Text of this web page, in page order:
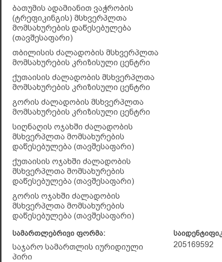
ბათუმის ადამიანით ვაჭრობის
(ტრეფიკინგის) მსხვერპლთა
მომსახურების დაწესებულება
(თავშესაფარი)
თბილისის ძალადობის მსხვერპლთა
მომსახურების კრიზისული ცენტრი
ქუთაისის ძალადობის მსხვერპლთა
მომსახურების კრიზისული ცენტრი
გორის ძალადობის მსხვერპლთა
მომსახურების კრიზისული ცენტრი
სიღნაღის ოჯახში ძალადობის
მსხვერპლთა მომსახურების
დაწესებულება (თავშესაფარი)
ქუთაისის ოჯახში ძალადობის
მსხვერპლთა მომსახურების
დაწესებულება (თავშესაფარი)
გორის ოჯახში ძალადობის
მსხვერპლთა მომსახურების
დაწესებულება (თავშესაფარი)
სამართლებრივი ფორმა:
საჯარო სამართლის იურიდიული
პირი
205169592